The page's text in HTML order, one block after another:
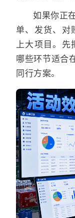
如果你正
单、发货、对
上大项目。先
哪些环节适合
同行方案。